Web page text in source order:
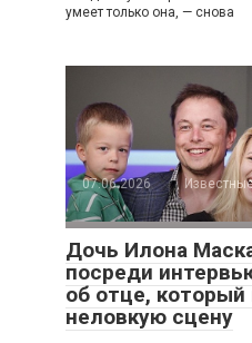
умеет только она, — снова
07.06.2026
Дочь Илона
посреди
об отце, который
неловкую сцену